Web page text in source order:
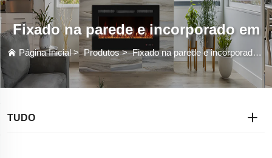
Fixado na parede e incorporado em
Página Inicial>Produtos>Fixado na parede e incorporado em
TUDO